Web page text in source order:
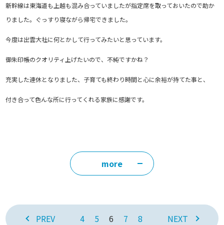
新幹線は東海道も上越も混み合っていましたが指定席を取っておいたので助か
りました。ぐっすり寝ながら帰宅できました。
今度は出雲大社に何とかして行ってみたいと思っています。
御朱印帳のクオリティ上げたいので、不純ですかね？
充実した連休となりました、子育ても終わり時間と心に余裕が持てた事と、
付き合って色んな所に行ってくれる家族に感謝です。
more
PREV 4 5 6 7 8 NEXT